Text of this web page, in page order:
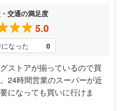
交通の満足度
5.0
なった 0
ストアが揃っているので買
24時間営業のスーパーが近
になっても買いに行けま